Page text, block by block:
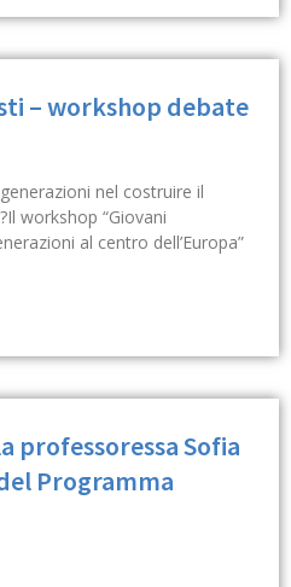
– workshop debate
nel costruire il
workshop “Giovani
al centro dell’Europa”
professoressa Sofia
Programma